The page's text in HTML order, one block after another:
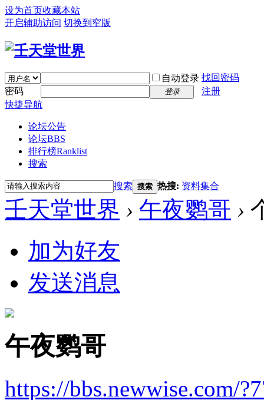
设为首页收藏本站
开启辅助访问 切换到窄版
自动登录 找回密码
密码
登录
注册
快捷导航
论坛公告
论坛BBS
排行榜Ranklist
搜索
搜索 搜索 热搜: 资料集合
壬天堂世界 › 午夜鹦哥 ›
加为好友
发送消息
午夜鹦哥
https://bbs.newwise.com/